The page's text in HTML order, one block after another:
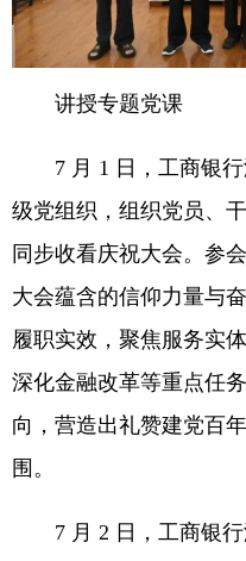
讲授专题党课
7 月 1 日，工商银行
级党组织，组织党员、
同步收看庆祝大会。参
大会蕴含的信仰力量与
履职实效，聚焦服务实
深化金融改革等重点任
向，营造出礼赞建党百
围。
7 月 2 日，工商银行